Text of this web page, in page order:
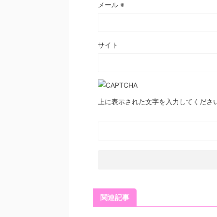
メール ※
サイト
上に表示された文字を入力してくださ
関連記事